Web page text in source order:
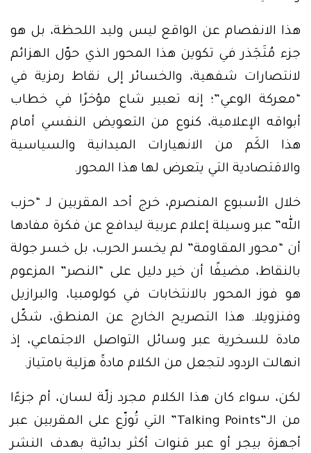
هذا الانفصام عن الواقع ليس وليد اللحظة، بل هو
جزء مُتَجَذر في تكوين هذا المحور الذي حوّل الهزائم
لانتصارات شفهية، والخسائر إلى نقاط رمزية في
“معركة الوعي”؛ إنه تعبير شاع مؤخرًا في خطاب
أبواقه الإعلامية، كنوع من التعويض النفسي أمام
هذا الكَم من الانهيارات الميدانية والسياسية
والاقتصادية التي يتعرض لها هذا المحور.
خلال الأسبوع المنصرم، خرج أحد المقربين لـ “حزب
الله” عبر وسيلة إعلام عربية ليدافع عن فكرة مفادها
أن “محور المقاومة” لم يخسر الحرب، بل خسر جولة
بالنقاط، مضيفًا أن خير دليل على “النصر” المزعوم
هو فوز المحور بالانتخابات في كولومبيا، والبرازيل
وفنزويلا. هذا التصريح الخارج عن المنطق، شكّل
مادة للسخرية عبر وسائل التواصل الاجتماعي، إذ
انهالت الردود لتجعل من الكلام مادةً هزلية بامتياز.
لكن، سواء كان هذا الكلام مجرد زلّة لسان، أم جزءًا
من الـ”Talking Points” التي تُوزّع على المقربين عبر
أجهزة بيجر أو عبر قنوات أكثر بدائية بهدف النشر